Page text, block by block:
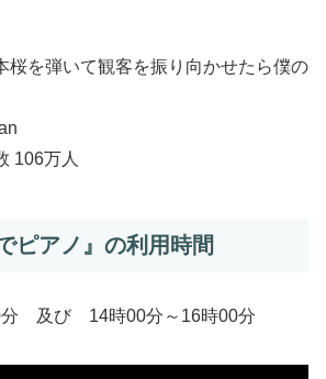
桜を弾いて観客を振り向かせたら僕の
106万人
ピアノ』の利用時間
分 及び 14時00分～16時00分